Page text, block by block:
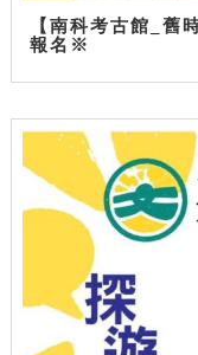
【南科考古館_舊
報名※